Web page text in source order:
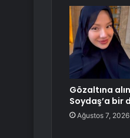
Gözaltına
Soydaş’a bir
Ağustos 7, 2026